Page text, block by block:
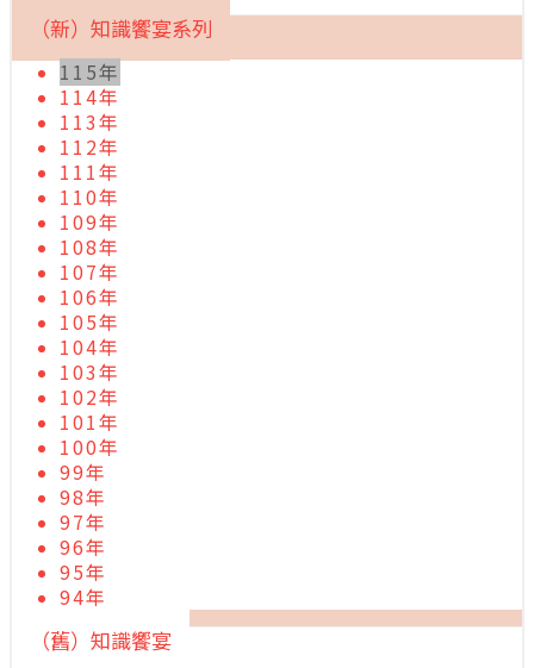
（新）知識饗宴系列
115年
114年
113年
112年
111年
110年
109年
108年
107年
106年
105年
104年
103年
102年
101年
100年
99年
98年
97年
96年
95年
94年
（舊）知識饗宴